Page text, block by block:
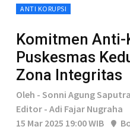
ANTI KORUPSI
Komitmen Anti-
Puskesmas
Zona Integritas
Oleh - Sonni Agung Saputra
Editor - Adi Fajar Nugraha
15 Mar 2025 19:00 WIB